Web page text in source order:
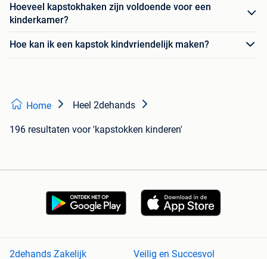
Hoeveel kapstokhaken zijn voldoende voor een
kinderkamer?
Hoe kan ik een kapstok kindvriendelijk maken?
Home Heel 2dehands
196 resultaten voor 'kapstokken kinderen'
2dehands Zakelijk Veilig en Succesvol